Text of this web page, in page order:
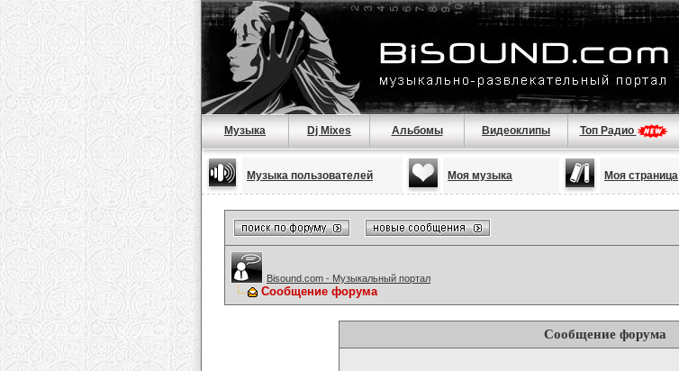
Музыка Dj Mixes Альбомы Видеоклипы Топ Радио
Музыка пользователей Моя музыка Моя страница
Bisound.com - Музыкальный портал
Сообщение форума
Сообщение форума